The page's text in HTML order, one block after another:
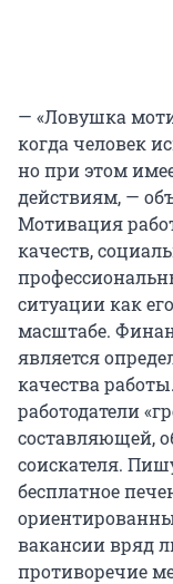
— «Ловушка
когда человек
но при этом
действиям, —
Мотивация
качеств,
ситуации как
масштабе.
является
качества
работодатели
составляющей,
соискателя.
бесплатное
вакансии вряд
противоречие